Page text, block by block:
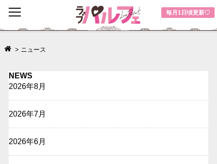
毎月1日頃更新♡
toggle
navigation
> ニュース
NEWS
2026年8月
2026年7月
2026年6月